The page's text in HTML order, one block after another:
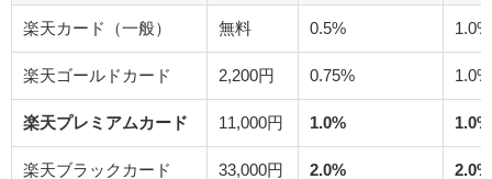
楽天カード（一般） 無料 0.5% 1.0%
楽天ゴールドカード 2,200円 0.75% 1.0%
楽天プレミアムカード 11,000円 1.0% 1.0%
楽天ブラックカード 33,000円 2.0% 2.0%